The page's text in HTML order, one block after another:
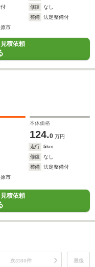
修復
なし
整備
法定整備付
市
積依頼
本体価格
124.0 万円
走行 5km
修復
なし
整備
法定整備付
市
積依頼
次の30件
最後